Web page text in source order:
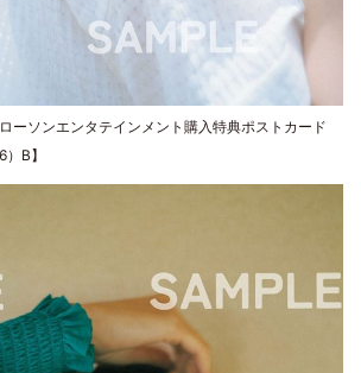
ーソンエンタテインメント購入特典ポストカード
B】